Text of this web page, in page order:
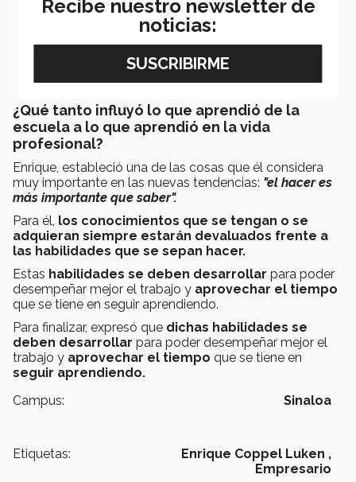
¿Qué tanto influyó lo que aprendió de la
escuela a lo que aprendió en la vida
profesional?
Enrique, estableció una de las cosas que él considera
muy importante en las nuevas tendencias: "el hacer es
más importante que saber".
Para él, los conocimientos que se tengan o se
adquieran siempre estarán devaluados frente a
las habilidades que se sepan hacer.
Estas habilidades se deben desarrollar para poder
desempeñar mejor el trabajo y aprovechar el tiempo
que se tiene en seguir aprendiendo.
Para finalizar, expresó que dichas habilidades se
deben desarrollar para poder desempeñar mejor el
trabajo y aprovechar el tiempo que se tiene en
seguir aprendiendo.
Campus:
Sinaloa
Etiquetas:
Enrique Coppel Luken ,
Empresario
Recibe nuestro newsletter de
noticias: